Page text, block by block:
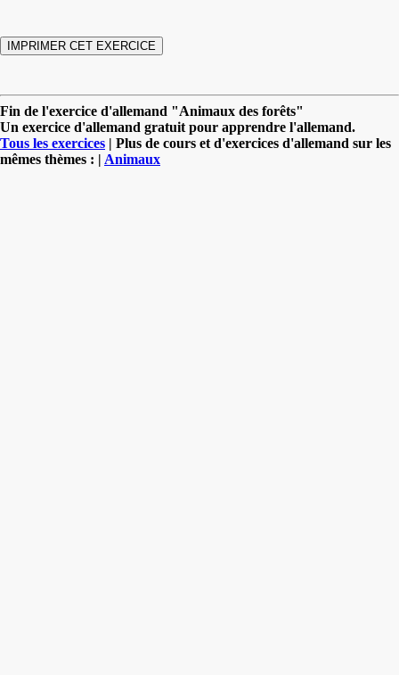
Fin de l'exercice d'allemand "Animaux des forêts"
Un exercice d'allemand gratuit pour apprendre l'allemand.
Tous les exercices | Plus de cours et d'exercices d'allemand sur les
mêmes thèmes : | Animaux